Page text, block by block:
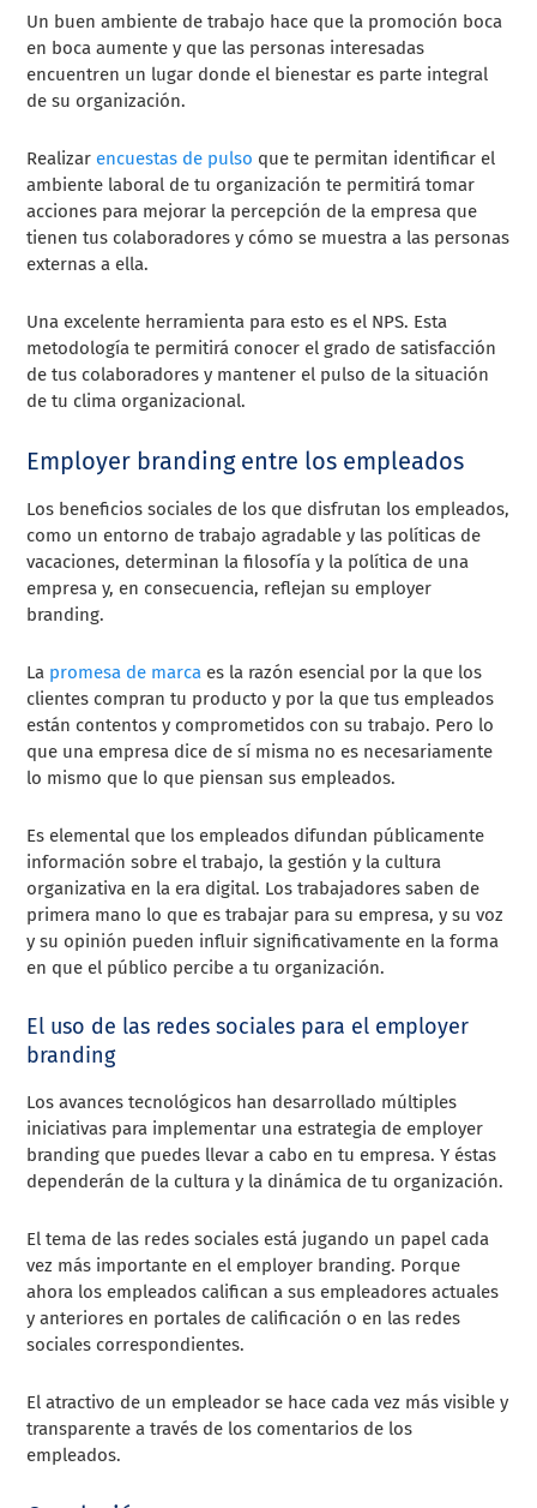
Un buen ambiente de trabajo hace que la promoción boca
en boca aumente y que las personas interesadas
encuentren un lugar donde el bienestar es parte integral
de su organización.
Realizar encuestas de pulso que te permitan identificar el
ambiente laboral de tu organización te permitirá tomar
acciones para mejorar la percepción de la empresa que
tienen tus colaboradores y cómo se muestra a las personas
externas a ella.
Una excelente herramienta para esto es el NPS. Esta
metodología te permitirá conocer el grado de satisfacción
de tus colaboradores y mantener el pulso de la situación
de tu clima organizacional.
Employer branding entre los empleados
Los beneficios sociales de los que disfrutan los empleados,
como un entorno de trabajo agradable y las políticas de
vacaciones, determinan la filosofía y la política de una
empresa y, en consecuencia, reflejan su employer
branding.
La promesa de marca es la razón esencial por la que los
clientes compran tu producto y por la que tus empleados
están contentos y comprometidos con su trabajo. Pero lo
que una empresa dice de sí misma no es necesariamente
lo mismo que lo que piensan sus empleados.
Es elemental que los empleados difundan públicamente
información sobre el trabajo, la gestión y la cultura
organizativa en la era digital. Los trabajadores saben de
primera mano lo que es trabajar para su empresa, y su voz
y su opinión pueden influir significativamente en la forma
en que el público percibe a tu organización.
El uso de las redes sociales para el employer
branding
Los avances tecnológicos han desarrollado múltiples
iniciativas para implementar una estrategia de employer
branding que puedes llevar a cabo en tu empresa. Y éstas
dependerán de la cultura y la dinámica de tu organización.
El tema de las redes sociales está jugando un papel cada
vez más importante en el employer branding. Porque
ahora los empleados califican a sus empleadores actuales
y anteriores en portales de calificación o en las redes
sociales correspondientes.
El atractivo de un empleador se hace cada vez más visible y
transparente a través de los comentarios de los
empleados.